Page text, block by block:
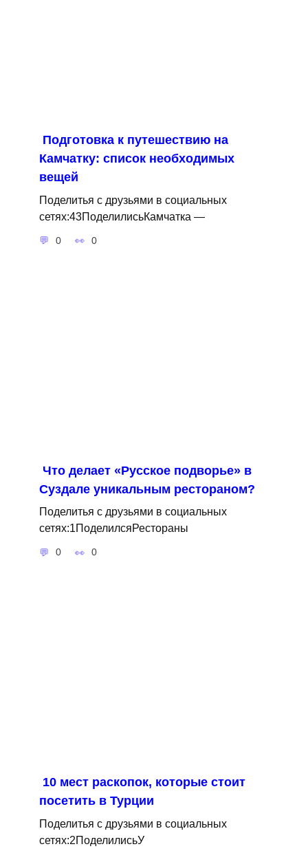
Подготовка к путешествию на
Камчатку: список необходимых
вещей
Поделитья с друзьями в социальных
сетях:43ПоделилисьКамчатка —
0 0
Что делает «Русское подворье» в
Суздале уникальным рестораном?
Поделитья с друзьями в социальных
сетях:1ПоделилсяРестораны
0 0
10 мест раскопок, которые стоит
посетить в Турции
Поделитья с друзьями в социальных
сетях:2ПоделилисьУ